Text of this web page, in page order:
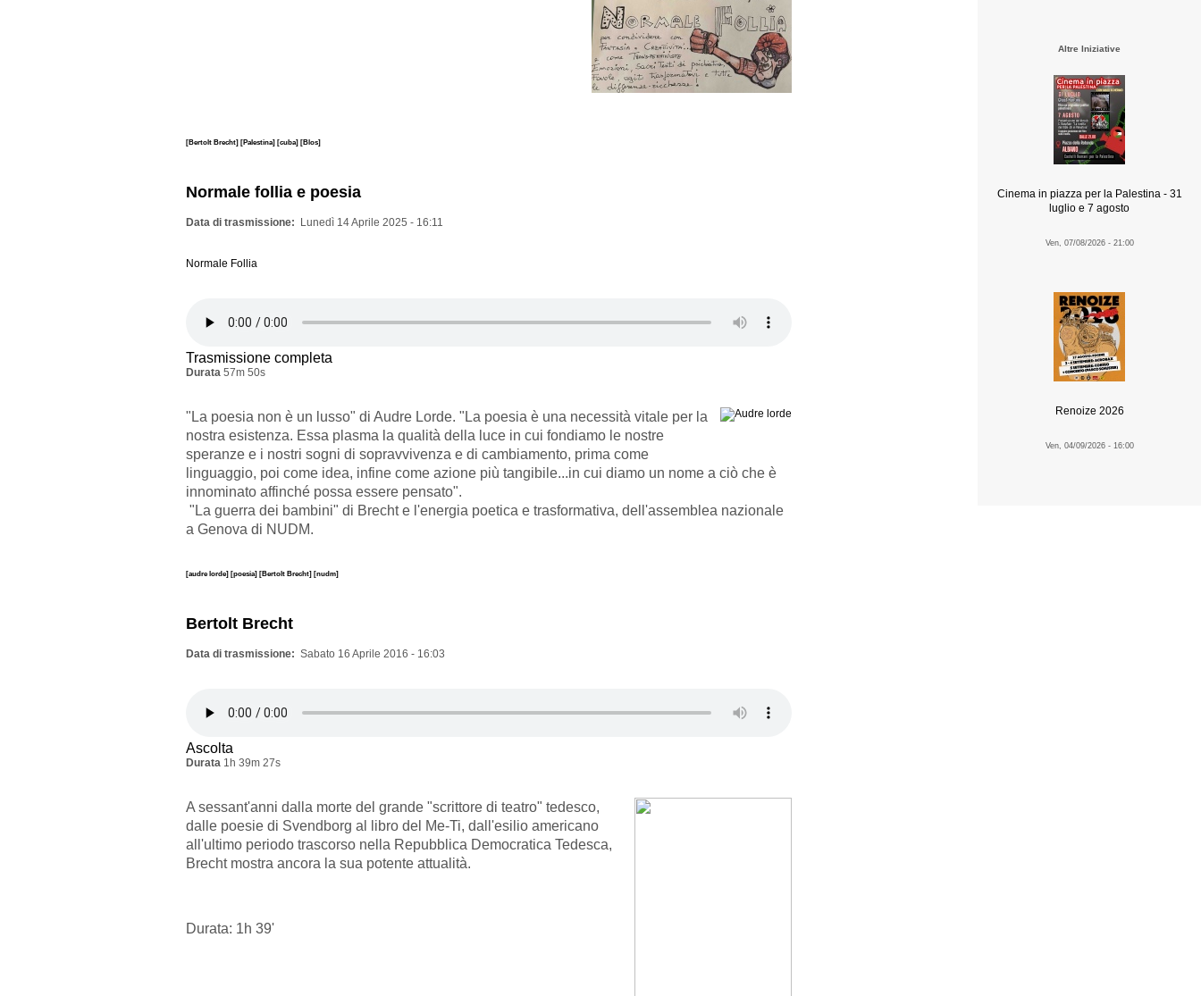
[Bertolt Brecht] [Palestina] [cuba] [Blos]
Normale follia e poesia
Data di trasmissione Lunedì 14 Aprile 2025 - 16:11
Normale Follia
Trasmissione completa
Durata 57m 50s
"La poesia non è un lusso" di Audre Lorde. "La poesia è una necessità vitale per la
nostra esistenza. Essa plasma la qualità della luce in cui fondiamo le nostre
speranze e i nostri sogni di sopravvivenza e di cambiamento, prima come
linguaggio, poi come idea, infine come azione più tangibile...in cui diamo un nome a ciò che è
innominato affinché possa essere pensato".
"La guerra dei bambini" di Brecht e l'energia poetica e trasformativa, dell'assemblea nazionale
a Genova di NUDM.
[audre lorde] [poesia] [Bertolt Brecht] [nudm]
Bertolt Brecht
Data di trasmissione Sabato 16 Aprile 2016 - 16:03
Ascolta
Durata 1h 39m 27s
A sessant'anni dalla morte del grande "scrittore di teatro" tedesco,
dalle poesie di Svendborg al libro del Me-Ti, dall'esilio americano
all'ultimo periodo trascorso nella Repubblica Democratica Tedesca,
Brecht mostra ancora la sua potente attualità.
Durata: 1h 39'
Altre Iniziative
Cinema in piazza per la Palestina - 31
luglio e 7 agosto
Ven, 07/08/2026 - 21:00
Renoize 2026
Ven, 04/09/2026 - 16:00